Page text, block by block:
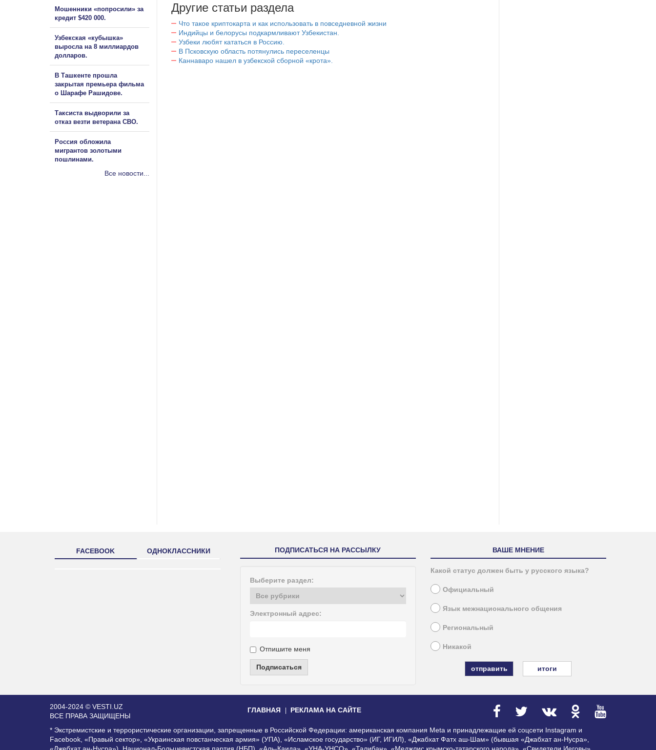
Другие статьи раздела
Что такое криптокарта и как использовать в повседневной жизни
Индийцы и белорусы подкармливают Узбекистан.
Узбеки любят кататься в Россию.
В Псковскую область потянулись переселенцы
Каннаваро нашел в узбекской сборной «крота».
Мошенники «попросили» за
кредит $420 000.
Узбекская «кубышка»
выросла на 8 миллиардов
долларов.
В Ташкенте прошла
закрытая премьера фильма
о Шарафе Рашидове.
Таксиста выдворили за
отказ везти ветерана СВО.
Россия обложила
мигрантов золотыми
пошлинами.
Все новости...
FACEBOOK ОДНОКЛАССНИКИ ПОДПИСАТЬСЯ НА РАССЫЛКУ
Выберите раздел:
Электронный адрес:
Отпишите меня
Подписаться
ВАШЕ МНЕНИЕ
Какой статус должен быть у русского языка?
Официальный
Язык межнационального общения
Региональный
Никакой
итоги
2004-2024 © VESTI.UZ
ВСЕ ПРАВА ЗАЩИЩЕНЫ
ГЛАВНАЯ РЕКЛАМА НА САЙТЕ
* Экстремистские и террористические организации, запрещенные в Российской Федерации: американская компания Meta и принадлежащие ей соцсети Instagram и
Facebook, «Правый сектор», «Украинская повстанческая армия» (УПА), «Исламское государство» (ИГ, ИГИЛ), «Джабхат Фатх аш-Шам» (бывшая «Джабхат ан-Нусра»,
«Джебхат ан-Нусра»), Национал-Большевистская партия (НБП), «Аль-Каида», «УНА-УНСО», «Талибан», «Меджлис крымско-татарского народа», «Свидетели Иеговы»,